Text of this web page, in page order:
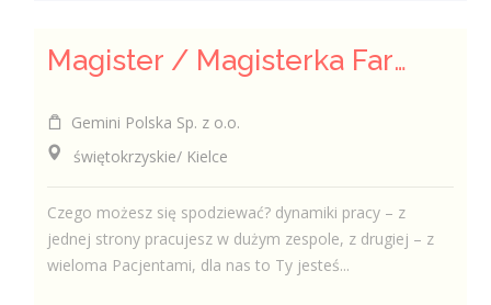
Magister / Magisterka Farmacji
Gemini Polska Sp. z o.o.
świętokrzyskie/ Kielce
Czego możesz się spodziewać? dynamiki pracy – z
jednej strony pracujesz w dużym zespole, z drugiej – z
wieloma Pacjentami, dla nas to Ty jesteś...